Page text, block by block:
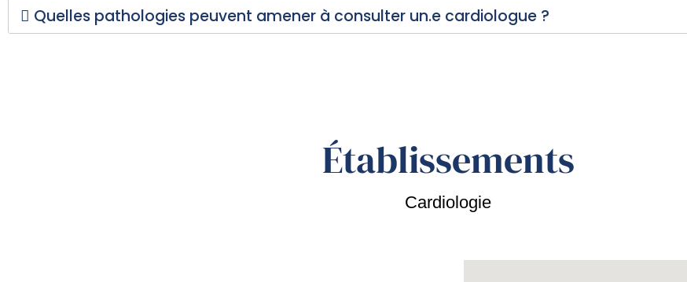
Quelles pathologies peuvent amener à consulter un.e cardiologue ?
Établissements
Cardiologie